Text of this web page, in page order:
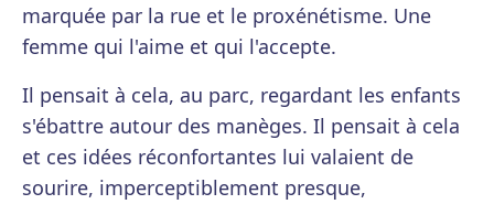
marquée par la rue et le proxénétisme. Une
femme qui l'aime et qui l'accepte.
Il pensait à cela, au parc, regardant les enfants
s'ébattre autour des manèges. Il pensait à cela
et ces idées réconfortantes lui valaient de
sourire, imperceptiblement presque,